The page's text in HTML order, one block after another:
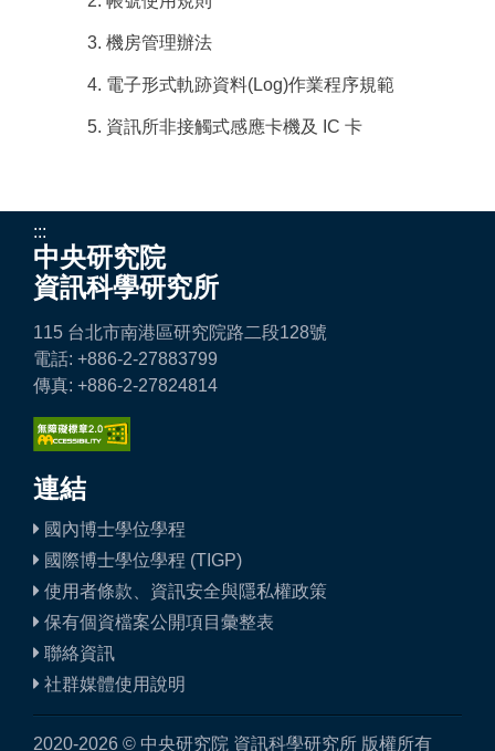
機房管理辦法
電子形式軌跡資料(Log)作業程序規範
資訊所非接觸式感應卡機及 IC 卡
:::
中央研究院
資訊科學研究所
115 台北市南港區研究院路二段128號
電話: +886-2-27883799
傳真: +886-2-27824814
連結
國內博士學位學程
國際博士學位學程 (TIGP)
使用者條款、資訊安全與隱私權政策
保有個資檔案公開項目彙整表
聯絡資訊
社群媒體使用說明
2020-2026 © 中央研究院 資訊科學研究所 版權所有